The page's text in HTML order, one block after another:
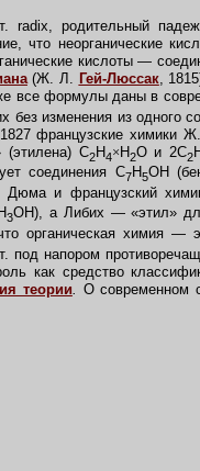
radix, родительный
что неорганические
кислоты —
(Ж. Л. Гей-Люссак,
все формулы даны в
изменения из одного
французские химики
(этилена) C2H4×H2O и 2C2
соединения C7H5OH
Дюма и французский
3OH), а Либих — «этил»
органическая химия —
под напором
как средство
теории
О современном